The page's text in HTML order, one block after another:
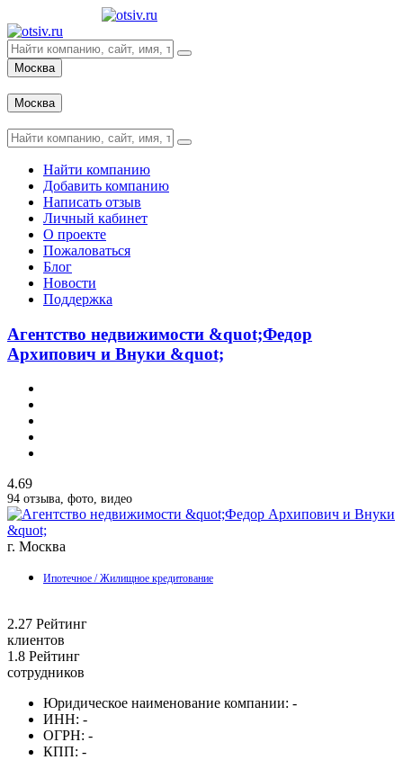
Москва
Москва
Найти компанию
Добавить компанию
Написать отзыв
Личный кабинет
О проекте
Пожаловаться
Блог
Новости
Поддержка
Агентство недвижимости &quot;Федор
Архипович и Внуки &quot;
4.69
94 отзыва, фото, видео
г. Москва
Ипотечное / Жилищное кредитование
2.27 Рейтинг
клиентов
1.8 Рейтинг
сотрудников
Юридическое наименование компании: -
ИНН: -
ОГРН: -
КПП: -